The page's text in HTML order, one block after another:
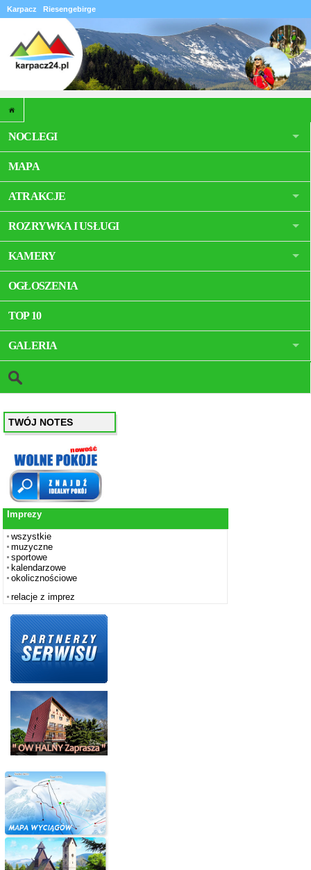
Karpacz Riesengebirge
NOCLEGI
MAPA
ATRAKCJE
ROZRYWKA I USŁUGI
KAMERY
OGŁOSZENIA
TOP 10
GALERIA
TWÓJ NOTES
Imprezy
wszystkie
muzyczne
sportowe
kalendarzowe
okolicznościowe
relacje z imprez